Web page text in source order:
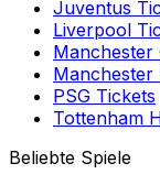
Juventus
Liverpool
Manchester
Manchester
PSG Tickets
Tottenham
Beliebte Spiele